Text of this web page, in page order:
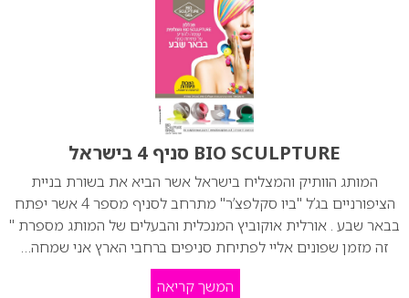
BIO SCULPTURE סניף 4 בישראל
המותג הוותיק והמצליח בישראל אשר הביא את בשורת בניית
הציפורניים בג’ל "ביו סקלפצ’ר" מתרחב לסניף מספר 4 אשר יפתח
בבאר שבע . אורלית אוקוביץ המנכלית והבעלים של המותג מספרת "
זה מזמן שפונים אליי לפתיחת סניפים ברחבי הארץ אני שמחה…
המשך קריאה